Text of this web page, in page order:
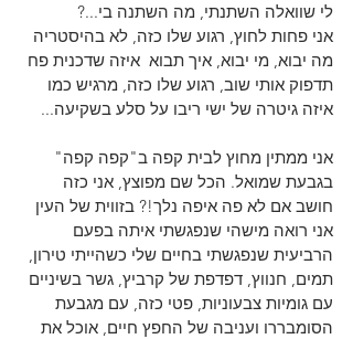
לי שוואלה השתנתי, מה השתנה בי...?
אני פחות לחוץ, רגוע שלו כזה, לא בהיסטריה
מה יבוא, מי יבוא, איך תבוא  איזה שדכנית פח
תדפוק אותי שוב, רגוע שלו כזה, מרגיש כמו
איזה גיטרה של ישי ריבו על סלע בשקיעה...
אני ממתין מחוץ לבית קפה ב"קפה קפה"
בגבעת שמואל. הכל שם מפוצץ, אני כזה
חושב אם לא פה איפה נלך!? בזווית של העין
אני רואה מישהי שנפגשתי איתה בפעם
הרביעית שנפגשתי בחיים שלי כשהייתי טירון,
תמים, חנווץ, דפדפת של קרביץ, גשר בשיניים
עם גומיות צבעוניות, פטי כזה, עם מגבעת
הסומבררו ועניבה של החפץ חיים, אוכל את